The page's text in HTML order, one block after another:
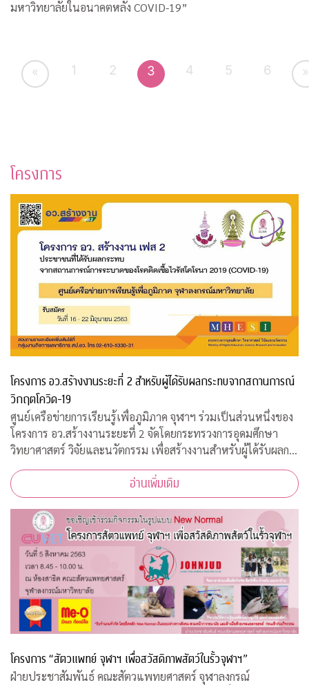
มหาวิทยาลัยในอนาคตหลัง COVID-19”
« 1 2 3 4 5 6 »
โครงการ
โครงการ อว.สร้างงานระยะที่ 2 สำหรับผู้ได้รับผลกระทบจากสถานการณ์
วิกฤตโควิด-19
ศูนย์เครือข่ายการเรียนรู้เพื่อภูมิภาค จุฬาฯ ร่วมเป็นส่วนหนึ่งของ
โครงการ อว.สร้างงานระยะที่ 2 จัดโดยกระทรวงการอุดมศึกษา
วิทยาศาสตร์ วิจัยและนวัตกรรม เพื่อสร้างงานสำหรับผู้ได้รับผลก
ระทบจากสถานการณ์วิกฤตโควิด-19 เปิดรับสมัครประชาชนทั่วไป
จำนวน 200 อัตรา
อ่านเพิ่มเติม
โครงการ “สัตวแพทย์ จุฬาฯ เพื่อสวัสดิภาพสัตว์ในรั้วจุฬาฯ”
ฝ่ายประชาสัมพันธ์ คณะสัตวแพทยศาสตร์ จุฬาลงกรณ์